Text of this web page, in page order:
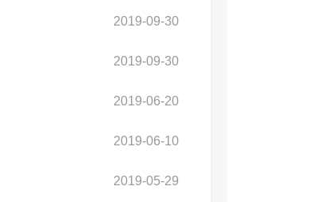
2019-09-30
2019-09-30
2019-06-20
2019-06-10
2019-05-29